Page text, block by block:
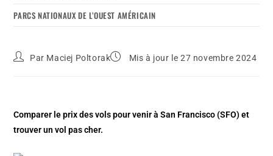
PARCS NATIONAUX DE L’OUEST AMÉRICAIN
Par Maciej Poltorak Mis à jour le 27 novembre 2024
Comparer le prix des vols pour venir à San Francisco (SFO) et
trouver un vol pas cher.